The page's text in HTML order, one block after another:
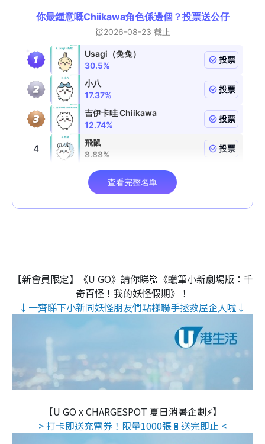
【新會員限定】《U GO》請你睇👹《蠟筆小新劇場版：千
奇百怪！我的妖怪假期》！
↓一齊睇下小新同妖怪朋友們點樣聯手拯救屋企人啦↓
【U GO x CHARGESPOT 夏日消暑企劃⚡】
> 打卡即送充電券！限量1000張🔋送完即止 <